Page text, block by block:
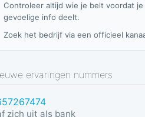
Controleer altijd wie je belt voordat je
gevoelige info deelt.
Zoek het bedrijf via een officieel
ervaringen nummers
zich uit als bank